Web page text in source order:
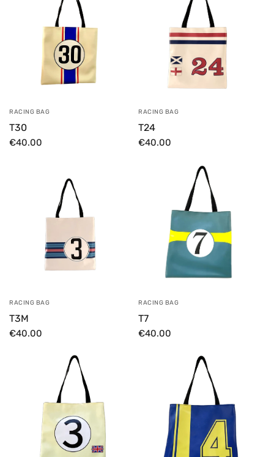
RACING BAG
T30
€40.00
RACING BAG
T24
€40.00
RACING BAG
T3M
€40.00
RACING BAG
T7
€40.00